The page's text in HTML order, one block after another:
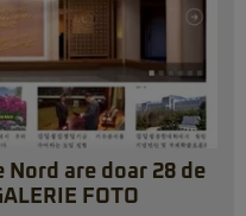
are doar 28 de
FOTO